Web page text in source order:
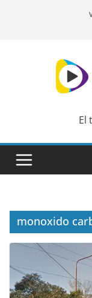
El
monoxido